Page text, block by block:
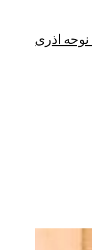
نوحه اذری